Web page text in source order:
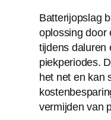
Batterijopslag
oplossing door
tijdens daluren
piekperiodes.
het net en kan
vermijden van